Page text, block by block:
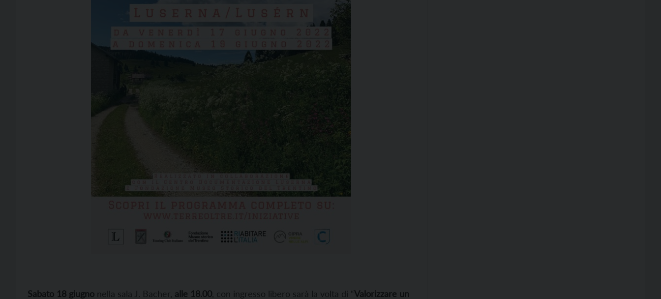
Sabato 18 giugno nella sala J. Bacher, alle 18.00 , con ingresso libero sarà la volta di “Valorizzare un